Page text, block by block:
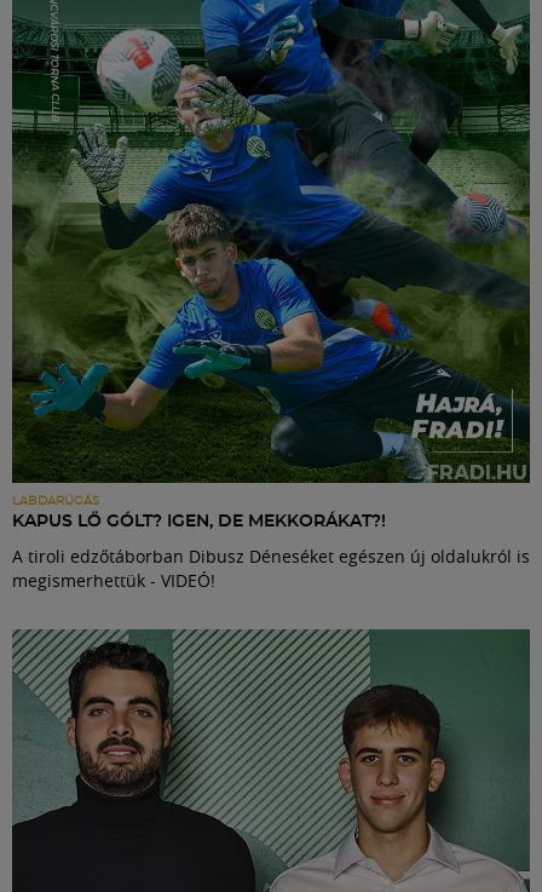
LABDARÚGÁS
KAPUS LŐ GÓLT? IGEN, DE MEKKORÁKAT?!
A tiroli edzőtáborban Dibusz Déneséket egészen új oldalukról is
megismerhettük - VIDEÓ!